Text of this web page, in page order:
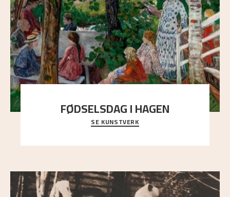
FØDSELSDAG I HAGEN
En gruppe mennesker er samlet under de store
trekronene i prestegårdshagen...
SE KUNSTVERK